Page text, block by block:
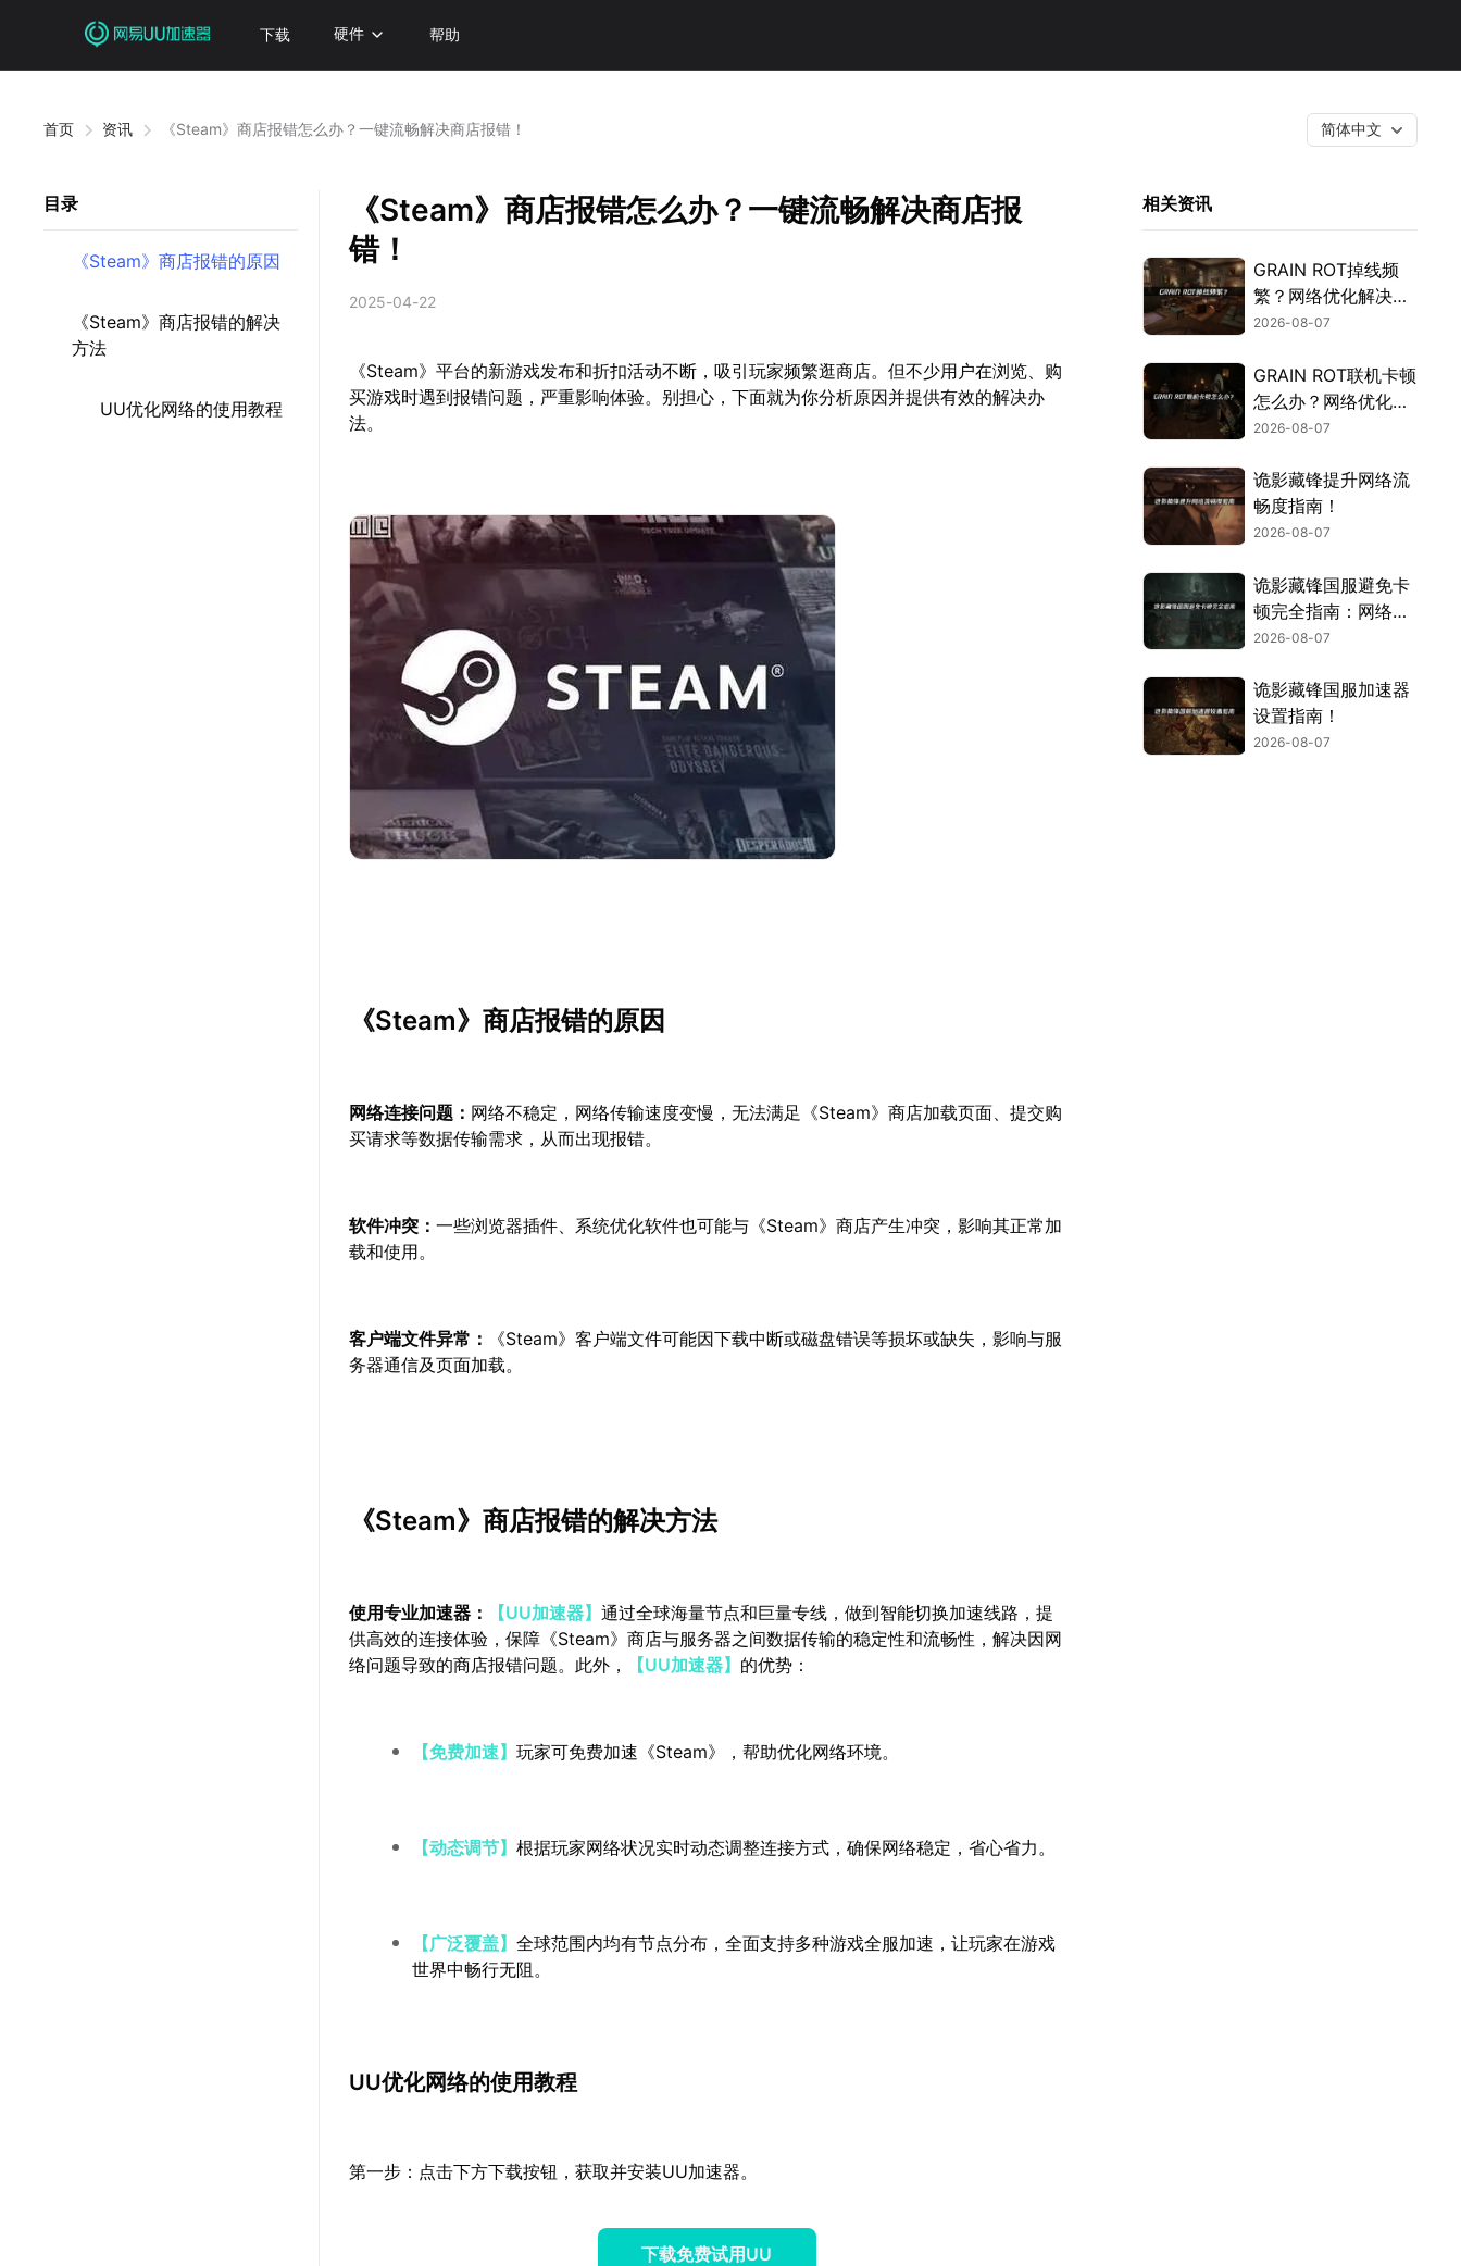
下载 硬件 帮助
首页 资讯 《Steam》商店报错怎么办？一键流畅解决商店报错！ 简体中文
目录
《Steam》商店报错的原因
《Steam》商店报错的解决
方法
UU优化网络的使用教程
《Steam》商店报错怎么办？一键流畅解决商店报
错！
2025-04-22
《Steam》平台的新游戏发布和折扣活动不断，吸引玩家频繁逛商店。但不少用户在浏览、购
买游戏时遇到报错问题，严重影响体验。别担心，下面就为你分析原因并提供有效的解决办
法。
《Steam》商店报错的原因
网络连接问题： 网络不稳定，网络传输速度变慢，无法满足《Steam》商店加载页面、提交购
买请求等数据传输需求，从而出现报错。
软件冲突：一些浏览器插件、系统优化软件也可能与《Steam》商店产生冲突，影响其正常加
载和使用。
客户端文件异常：
《Steam》客户端文件可能因下载中断或磁盘错误等损坏或缺失，影响与服
务器通信及页面加载。
《Steam》商店报错的解决方法
使用专业加速器： 【UU加速器】通过全球海量节点和巨量专线，做到智能切换加速线路，提
供高效的连接体验，保障《Steam》商店与服务器之间数据传输的稳定性和流畅性，解决因网
络问题导致的商店报错问题。此外，
【UU加速器】 的优势：
【免费加速】玩家可免费加速《Steam》，帮助优化网络环境。
【动态调节】根据玩家网络状况实时动态调整连接方式，确保网络稳定，省心省力。
【广泛覆盖】全球范围内均有节点分布，全面支持多种游戏全服加速，让玩家在游戏
世界中畅行无阻。
UU优化网络的使用教程
第一步：点击下方下载按钮，获取并安装UU加速器。
下载免费试用UU
相关资讯
GRAIN ROT掉线频
繁？网络优化解决指
南！
2026-08-07
GRAIN ROT联机卡顿
怎么办？网络优化解
决方案！
2026-08-07
诡影藏锋提升网络流
畅度指南！
2026-08-07
诡影藏锋国服避免卡
顿完全指南：网络优
化与解决技巧！
2026-08-07
诡影藏锋国服加速器
设置指南！
2026-08-07